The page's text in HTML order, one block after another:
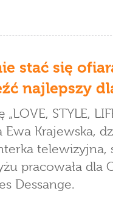
stać się
najlepszy
„LOVE, STYLE,
Ewa Krajewska,
telewizyjna,
pracowała dla
Dessange.